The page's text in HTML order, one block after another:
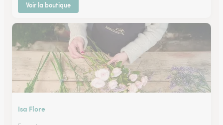
Voir la boutique
Isa Flore